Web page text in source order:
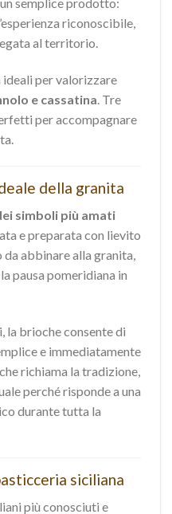
riconoscibile,
al territorio.
per valorizzare
e cassatina. Tre
per accompagnare
della granita
simboli più amati
e preparata con lievito
abbinare alla granita,
pausa pomeridiana in
la brioche consente di
e immediatamente
richiama la tradizione,
perché risponde a una
durante tutta la
siciliana
più conosciuti e